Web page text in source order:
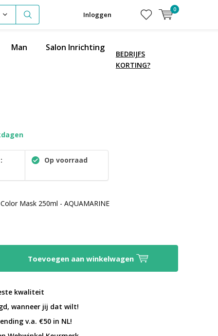
Inloggen
0
Man Salon Inrichting
BEDRIJFS
KORTING?
Op voorraad
Mask 250ml - AQUAMARINE
Toevoegen aan winkelwagen
kwaliteit
wanneer jij dat wilt!
v.a. €50 in NL!